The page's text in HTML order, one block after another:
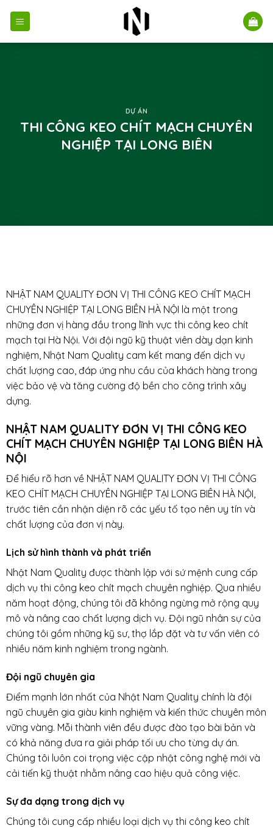
qua
DỰ ÁN
THI CÔNG KEO CHÍT MẠCH CHUYÊN
NGHIỆP TẠI LONG BIÊN
NHẬT NAM QUALITY ĐƠN VỊ THI CÔNG KEO CHÍT MẠCH
CHUYÊN NGHIỆP TẠI LONG BIÊN HÀ NỘI là một trong
những đơn vị hàng đầu trong lĩnh vực thi công keo chít
mạch tại Hà Nội. Với đội ngũ kỹ thuật viên dày dạn kinh
nghiệm, Nhật Nam Quality cam kết mang đến dịch vụ
chất lượng cao, đáp ứng nhu cầu của khách hàng trong
việc bảo vệ và tăng cường độ bền cho công trình xây
dựng.
NHẬT NAM QUALITY ĐƠN VỊ THI CÔNG KEO
CHÍT MẠCH CHUYÊN NGHIỆP TẠI LONG BIÊN HÀ
NỘI
Để hiểu rõ hơn về NHẬT NAM QUALITY ĐƠN VỊ THI CÔNG
KEO CHÍT MẠCH CHUYÊN NGHIỆP TẠI LONG BIÊN HÀ NỘI,
trước tiên cần nhận diện rõ các yếu tố tạo nên uy tín và
chất lượng của đơn vị này.
Lịch sử hình thành và phát triển
Nhật Nam Quality được thành lập với sứ mệnh cung cấp
dịch vụ thi công keo chít mạch chuyên nghiệp. Qua nhiều
năm hoạt động, chúng tôi đã không ngừng mở rộng quy
mô và nâng cao chất lượng dịch vụ. Đội ngũ nhân sự của
chúng tôi gồm những kỹ sư, thợ lắp đặt và tư vấn viên có
nhiều năm kinh nghiệm trong ngành.
Đội ngũ chuyên gia
Điểm mạnh lớn nhất của Nhật Nam Quality chính là đội
ngũ chuyên gia giàu kinh nghiệm và kiến thức chuyên môn
vững vàng. Mỗi thành viên đều được đào tạo bài bản và
có khả năng đưa ra giải pháp tối ưu cho từng dự án.
Chúng tôi luôn coi trọng việc cập nhật công nghệ mới và
cải tiến kỹ thuật nhằm nâng cao hiệu quả công việc.
Sự đa dạng trong dịch vụ
Chúng tôi cung cấp nhiều loại dịch vụ thi công keo chít